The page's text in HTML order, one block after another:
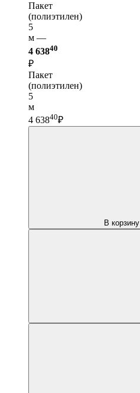
Пакет
(полиэтилен)
5
м —
4 63840
₽
Пакет
(полиэтилен)
5
м
4 63840₽
В корзину